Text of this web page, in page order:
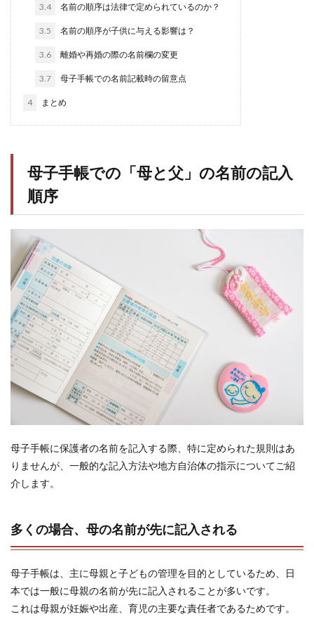
3.4 名前の順序は法律で定められているのか？
3.5 名前の順序が子供に与える影響は？
3.6 離婚や再婚の際の名前欄の変更
3.7 母子手帳での名前記載時の留意点
4 まとめ
母子手帳での「母と父」の名前の記入
順序
母子手帳に保護者の名前を記入する際、特に定められた規則はあ
りませんが、一般的な記入方法や地方自治体の指示についてご紹
介します。
多くの場合、母の名前が先に記入される
母子手帳は、主に母親と子どもの管理を目的としているため、日
本では一般に母親の名前が先に記入されることが多いです。
これは母親が妊娠や出産、育児の主要な責任者であるためです。